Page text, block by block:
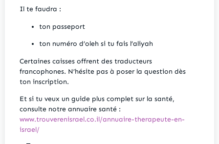
Il te faudra :
ton passeport
ton numéro d’oleh si tu fais l’aliyah
Certaines caisses offrent des traducteurs
francophones. N’hésite pas à poser la question dès
ton inscription.
Et si tu veux un guide plus complet sur la santé,
consulte notre annuaire santé :
www.trouverenisrael.co.il/annuaire-therapeute-en-
israel/